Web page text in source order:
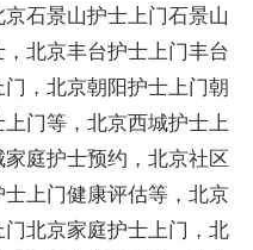
石景山护士上门石景山
北京丰台护士上门丰台
，北京朝阳护士上门朝
门等，北京西城护士上
庭护士预约，北京社区
上门健康评估等，北京
北京家庭护士上门，北